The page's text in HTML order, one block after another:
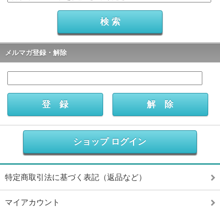
メルマガ登録・解除
ショップ ログイン
特定商取引法に基づく表記（返品など）
マイアカウント